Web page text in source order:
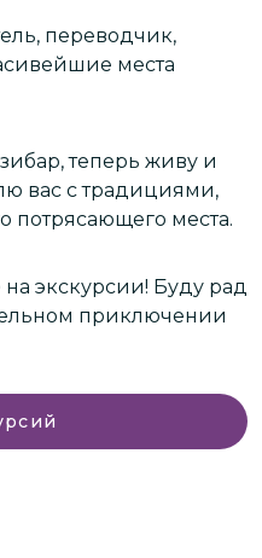
переводчик,
места
теперь живу и
вас с традициями,
потрясающего места.
экскурсии! Буду рад
приключении